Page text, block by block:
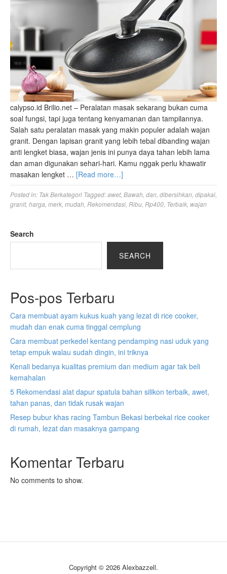
calypso.id Brilio.net – Peralatan masak sekarang bukan cuma
soal fungsi, tapi juga tentang kenyamanan dan tampilannya.
Salah satu peralatan masak yang makin populer adalah wajan
granit. Dengan lapisan granit yang lebih tebal dibanding wajan
anti lengket biasa, wajan jenis ini punya daya tahan lebih lama
dan aman digunakan sehari-hari. Kamu nggak perlu khawatir
masakan lengket … [Read more…]
Posted in: Tak Berkategori Tagged:awet, Bawah dan dibersihkan dipakai
granit, harga merk mudah Rekomendasi Ribu Rp400 Terbaik wajan
Search
SEARCH
Pos-pos Terbaru
Cara membuat ayam kukus kuah yang lezat di rice cooker,
mudah dan enak cuma tinggal cemplung
Cara membuat perkedel kentang pendamping nasi uduk yang
tetap empuk walau sudah dingin, ini triknya
Kenali bedanya kualitas premium dan medium agar tak beli
kemahalan
5 Rekomendasi alat dapur spatula bahan silikon terbaik, awet,
tahan panas, dan tidak rusak wajan
Resep bubur khas racing Tambun Bekasi berbekal rice cooker
di rumah, lezat dan masaknya gampang
Komentar Terbaru
No comments to show.
Copyright © 2026 Alexbazzell.